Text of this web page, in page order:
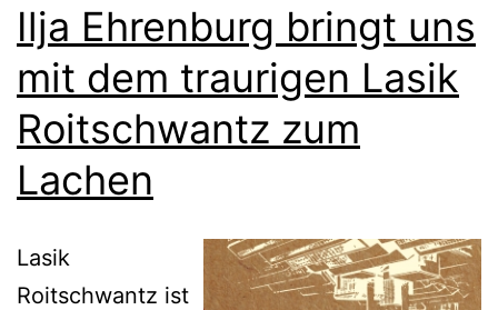
Ilja Ehrenburg bringt uns
mit dem traurigen Lasik
Roitschwantz zum
Lachen
Lasik
Roitschwantz ist